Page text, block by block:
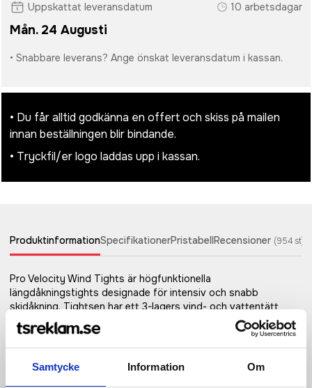
Samtycke Information Om
Uppskattat leveransdatum 10 arbetsdagar
Mån. 24 Augusti
• Snabbare leverans? Ange önskat leveransdatum i kassan.
• Du får alltid godkänna en offert och skiss på mailen
innan beställningen blir bindande.
• Tryckfil/er logo laddas upp i kassan.
ProduktinformationSpecifikationerPristabellRecensioner (954 st)
Pro Velocity Wind Tights är högfunktionella
längdåkningstights designade för intensiv och snabb
skidåkning. Tightsen har ett 3-lagers vind- och vattentätt
stretchmaterial fram och på underbenen samt återvunnen,
funktionell trikå bak för effektiv ventilation och fukttransport.
Perforerad ventilation i sidorna ser till att du håller dig sval och
fokuserad även under riktigt hårda träningspass eller tävlingar.
För tävlingsinriktade åkare Pro Velocity är ett tekniskt